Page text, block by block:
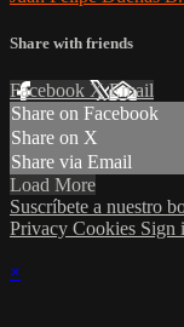
Share with friends
Facebook XEmail
Share on Facebook
Share on X
Share via Email
Load More
Suscríbete a nuestro
Privacy Cookies Sign
×